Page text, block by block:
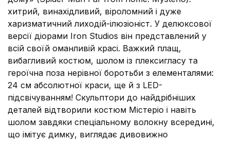
хитрий, винахідливий, віроломний і дуже
харизматичний лиходій-ілюзіоніст. У делюксової
версії діорами Iron Studios він представлений у
всій своїй оманливій красі. Важкий плащ,
вибагливий костюм, шолом із плексигласу та
героїчна поза нерівної боротьби з елементалями:
24 см абсолютної краси, ще й з LED-
підсвічуванням! Скульптори до найдрібніших
деталей відтворили костюм Містеріо і навіть
шолом завдяки спеціальному волокну всередині,
що імітує димку, виглядає дивовижно